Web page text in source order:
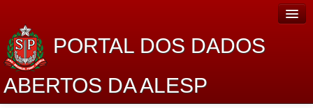
PORTAL DOS DADOS
ABERTOS DA ALESP